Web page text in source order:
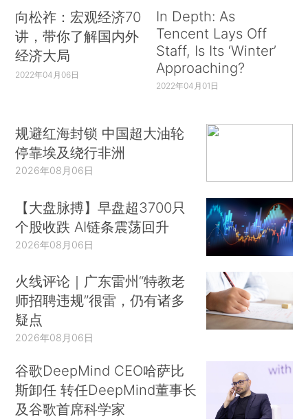
向松祚：宏观经济70
讲，带你了解国内外
经济大局
2022年04月06日
In Depth: As
Tencent Lays Off
Staff, Is Its ‘Winter’
Approaching?
2022年04月01日
规避红海封锁 中国超大油轮
停靠埃及绕行非洲
2026年08月06日
【大盘脉搏】早盘超3700只
个股收跌 AI链条震荡回升
2026年08月06日
火线评论｜广东雷州“特教老
师招聘违规”很雷，仍有诸多
疑点
2026年08月06日
谷歌DeepMind CEO哈萨比
斯卸任 转任DeepMind董事长
及谷歌首席科学家